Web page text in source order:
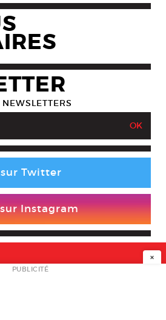
Twitter
Instagram
×
PUBLICITÉ